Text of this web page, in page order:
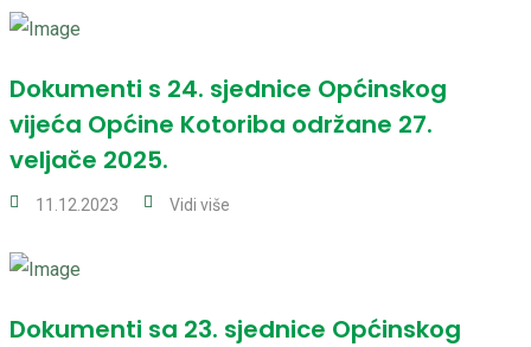
Dokumenti s 24. sjednice Općinskog
vijeća Općine Kotoriba održane 27.
veljače 2025.
11.12.2023 Vidi više
Dokumenti sa 23. sjednice Općinskog